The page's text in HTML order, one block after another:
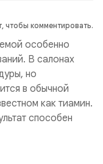
чтобы комментировать.
особенно
В салонах
но
в обычной
как тиамин.
способен